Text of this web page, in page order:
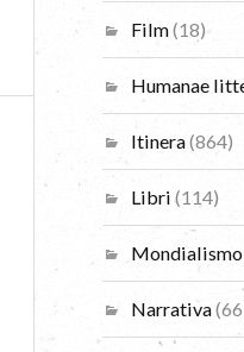
Film(18)
Humanae
Itinera(864)
Libri (114)
Mondialismo
Narrativa